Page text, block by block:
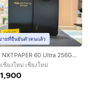
ายที่ยืนยันตัวตนแล้ว
TCL NXTPAPER 60 Ultra 256GB สภาพดี ประกันศูนย์ไทย8เดือน ครบกล่อง
เชียงใหม่ เชียงใหม่